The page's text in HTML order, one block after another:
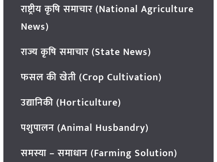
राष्ट्रीय कृषि समाचार (National Agriculture
News)
राज्य कृषि समाचार (State News)
फसल की खेती (Crop Cultivation)
उद्यानिकी (Horticulture)
पशुपालन (Animal Husbandry)
समस्या – समाधान (Farming Solution)